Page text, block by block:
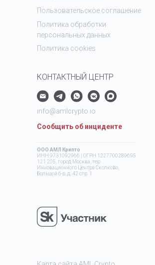
ООО АМЛ Крипто
ИНН 9731092966 | ОГРН 1227700289695
121 205, город Москва, тер
Инновационного Центра Сколково,
Большой б-р, д. 42 стр. 1
Пользовательское соглашение
Политика обработки
персональных данных
Политика cookies
КОНТАКТНЫЙ ЦЕНТР
info@amlcrypto.io
Сообщить об инциденте